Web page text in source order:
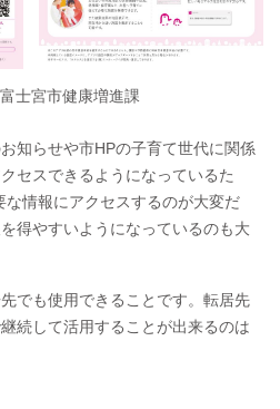
士宮市健康増進課
知らせや市HPの子育て世代に関係
セスできるようになっているた
情報にアクセスするのが大変だ
得やすいようになっているのも大
でも使用できることです。転居先
続して活用することが出来るのは